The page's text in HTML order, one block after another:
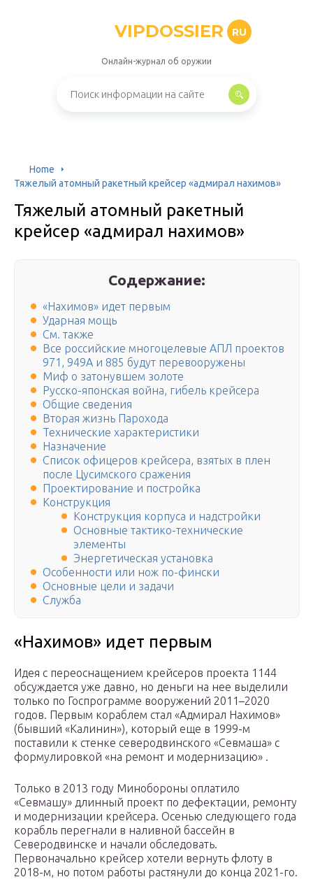
VIPDOSSIER RU
Онлайн-журнал об оружии
Home
Тяжелый атомный ракетный крейсер «адмирал нахимов»
Тяжелый атомный ракетный
крейсер «адмирал нахимов»
Содержание:
«Нахимов» идет первым
Ударная мощь
См. также
Все российские многоцелевые АПЛ проектов
971, 949А и 885 будут перевооружены
Миф о затонувшем золоте
Русско-японская война, гибель крейсера
Общие сведения
Вторая жизнь Парохода
Технические характеристики
Назначение
Список офицеров крейсера, взятых в плен
после Цусимского сражения
Проектирование и постройка
Конструкция
Конструкция корпуса и надстройки
Основные тактико-технические
элементы
Энергетическая установка
Особенности или нож по-фински
Основные цели и задачи
Служба
«Нахимов» идет первым
Идея с переоснащением крейсеров проекта 1144
обсуждается уже давно, но деньги на нее выделили
только по Госпрограмме вооружений 2011–2020
годов. Первым кораблем стал «Адмирал Нахимов»
(бывший «Калинин»), который еще в 1999-м
поставили к стенке северодвинского «Севмаша» с
формулировкой «на ремонт и модернизацию» .
Только в 2013 году Минобороны оплатило
«Севмашу» длинный проект по дефектации, ремонту
и модернизации крейсера. Осенью следующего года
корабль перегнали в наливной бассейн в
Северодвинске и начали обследовать.
Первоначально крейсер хотели вернуть флоту в
2018-м, но потом работы растянули до конца 2021-го.